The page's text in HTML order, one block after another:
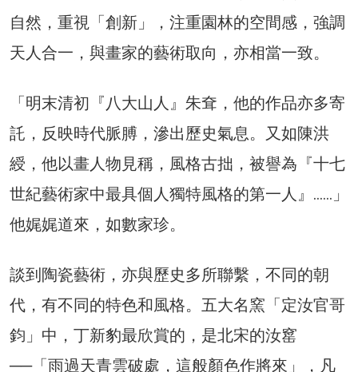
自然，重視「創新」，注重園林的空間感，強調
天人合一，與畫家的藝術取向，亦相當一致。
「明末清初『八大山人』朱耷，他的作品亦多寄
託，反映時代脈膊，滲出歷史氣息。又如陳洪
綬，他以畫人物見稱，風格古拙，被譽為『十七
世紀藝術家中最具個人獨特風格的第一人』……」
他娓娓道來，如數家珍。
談到陶瓷藝術，亦與歷史多所聯繫，不同的朝
代，有不同的特色和風格。五大名窯「定汝官哥
鈞」中，丁新豹最欣賞的，是北宋的汝窰
──「雨過天青雲破處，這般顏色作將來」，凡